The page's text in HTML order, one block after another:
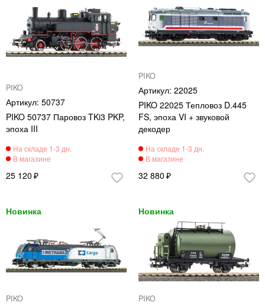
PIKO
50737
PIKO 50737 Паровоз TKi3 PKP,
эпоха III
25 120
PIKO
22025
PIKO 22025 Тепловоз D.445
FS, эпоха VI + звуковой
декодер
32 880
PIKO PIKO